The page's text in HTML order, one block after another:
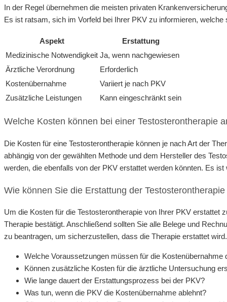
In der Regel übernehmen die meisten privaten
Es ist ratsam, sich im Vorfeld bei Ihrer PKV zu informieren,
Aspekt
Erstattung
Medizinische Notwendigkeit Ja, wenn nachgewiesen
Ärztliche Verordnung
Erforderlich
Kostenübernahme
Variiert je nach PKV
Zusätzliche Leistungen
Kann eingeschränkt sein
Welche Kosten können bei einer Testosterontherapie
Die Kosten für eine Testosterontherapie können je nach Art der
abhängig von der gewählten Methode und dem Hersteller des
werden, die ebenfalls von der PKV erstattet werden könnten. Es
Wie können Sie die Erstattung der
Um die Kosten für die Testosterontherapie von Ihrer PKV erstattet
Therapie bestätigt. Anschließend sollten Sie alle Belege und
zu beantragen, um sicherzustellen, dass die Therapie erstattet
Welche Voraussetzungen müssen für die Kostenübernahme
Können zusätzliche Kosten für die ärztliche Untersuchung
Wie lange dauert der Erstattungsprozess bei der PKV?
Was tun, wenn die PKV die Kostenübernahme ablehnt?